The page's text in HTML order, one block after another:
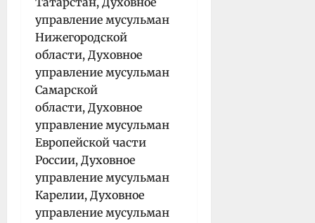
управление мусульман
Нижегородской
области, Духовное
управление мусульман
Самарской
области, Духовное
управление мусульман
Европейской части
России, Духовное
управление мусульман
Карелии, Духовное
управление мусульман